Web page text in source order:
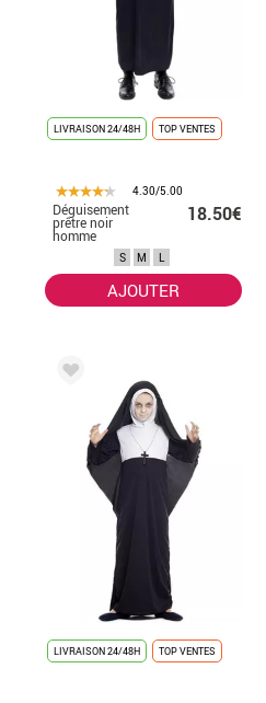
LIVRAISON 24/48H TOP VENTES
4.30/5.00
Déguisement
prêtre noir
homme
18.50€
S M L
AJOUTER
LIVRAISON 24/48H TOP VENTES